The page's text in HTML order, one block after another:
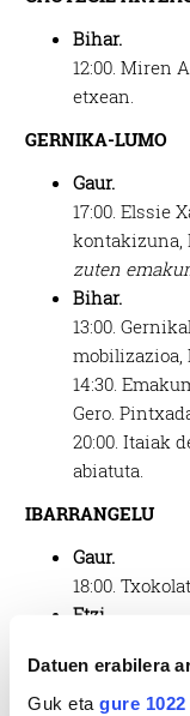
Datuen erabilera
Guk eta gure
Bihar.
12:00. Miren
etxean.
GERNIKA-LUMO
Gaur.
17:00. Elssie
kontakizuna,
zuten
Bihar.
13:00.
14:30.
Gero.
20:00. Itaiak
abiatuta.
IBARRANGELU
Gaur.
18:00.
Etzi.